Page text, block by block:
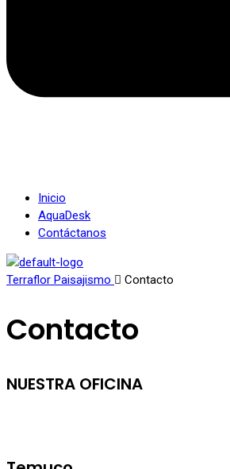
Inicio
AquaDesk
Contáctanos
Terraflor Paisajismo Contacto
Contacto
NUESTRA OFICINA